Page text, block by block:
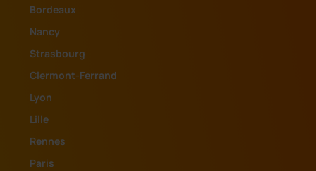
Bordeaux
Nancy
Strasbourg
Clermont-Ferrand
Lyon
Lille
Rennes
Paris